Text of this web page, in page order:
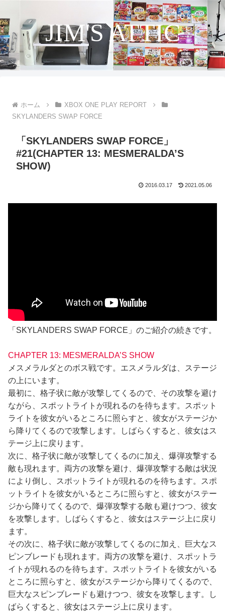
JIM'S ATTIC
ホーム
XBOX ONE PLAY REPORT
SKYLANDERS SWAP FORCE
「SKYLANDERS SWAP FORCE」
#21(CHAPTER 13: MESMERALDA’S
SHOW)
2016.03.17 2021.05.06
「SKYLANDERS SWAP FORCE」のご紹介の続きです。
CHAPTER 13: MESMERALDA’S SHOW
メスメラルダとのボス戦です。エスメラルダは、ステージ
の上にいます。
最初に、格子状に敵が攻撃してくるので、その攻撃を避け
ながら、スポットライトが現れるのを待ちます。スポット
ライトを彼女がいるところに照らすと、彼女がステージか
ら降りてくるので攻撃します。しばらくすると、彼女はス
テージ上に戻ります。
次に、格子状に敵が攻撃してくるのに加え、爆弾攻撃する
敵も現れます。両方の攻撃を避け、爆弾攻撃する敵は状況
により倒し、スポットライトが現れるのを待ちます。スポ
ットライトを彼女がいるところに照らすと、彼女がステー
ジから降りてくるので、爆弾攻撃する敵も避けつつ、彼女
を攻撃します。しばらくすると、彼女はステージ上に戻り
ます。
その次に、格子状に敵が攻撃してくるのに加え、巨大なス
ピンブレードも現れます。両方の攻撃を避け、スポットラ
イトが現れるのを待ちます。スポットライトを彼女がいる
ところに照らすと、彼女がステージから降りてくるので、
巨大なスピンブレードも避けつつ、彼女を攻撃します。し
ばらくすると、彼女はステージ上に戻ります。